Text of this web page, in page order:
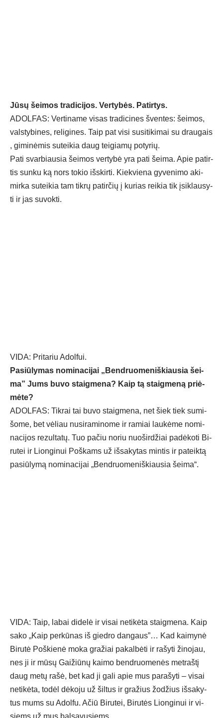
Jū­sų šei­mos tra­di­ci­jos. Ver­ty­bės. Pa­tir­tys.
ADOL­FAS: Ver­ti­na­me vi­sas tra­di­ci­nes šven­tes: šei­mos,
vals­ty­bi­nes, re­li­gi­nes. Taip pat vi­si su­si­ti­ki­mai su drau­gais
, gi­mi­nė­mis su­tei­kia daug tei­gia­mų po­ty­rių.
Pa­ti svar­biau­sia šei­mos ver­ty­bė yra pa­ti šei­ma. Apie pa­tir­
tis sun­ku ką nors to­kio iš­skir­ti. Kiek­vie­na gy­ve­ni­mo aki­
mir­ka su­tei­kia tam tik­rų pa­tir­čių į ku­rias rei­kia tik įsi­klau­sy­
ti ir jas su­vok­ti.
VI­DA: Pri­ta­riu Adol­fui.
Pa­siū­ly­mas no­mi­na­ci­jai „Bend­ruo­me­niš­kiau­sia šei­
ma” Jums bu­vo staig­me­na? Kaip tą staig­me­ną priė­
mė­te?
ADOL­FAS: Tik­rai tai bu­vo staig­me­na, net šiek tiek su­mi­
šo­me, bet vė­liau nu­si­ra­mi­no­me ir ra­miai lau­kė­me no­mi­
na­ci­jos re­zul­ta­tų. Tuo pa­čiu no­riu nuo­šir­džiai pa­dė­ko­ti Bi­
ru­tei ir Lion­gi­nui Poš­kams už iš­sa­ky­tas min­tis ir pa­teik­tą
pa­siū­ly­mą no­mi­na­ci­jai „Bend­ruo­me­niš­kiau­sia šei­ma“.
VI­DA: Taip, la­bai di­de­lė ir vi­sai ne­ti­kė­ta staig­me­na. Kaip
sa­ko „Kaip per­kū­nas iš gied­ro dan­gaus”… Kad kai­my­nė
Bi­ru­tė Poš­kie­nė mo­ka gra­žiai pa­kal­bė­ti ir ra­šy­ti ži­no­jau,
nes ji ir mū­sų Gai­žiū­nų kai­mo bend­ruo­me­nės met­raš­tį
daug me­tų ra­šė, bet kad ji ga­li apie mus pa­ra­šy­ti – vi­sai
ne­ti­kė­ta, to­dėl dė­ko­ju už šil­tus ir gra­žius žo­džius iš­sa­ky­
tus mums su Adol­fu. Ačiū Bi­ru­tei, Bi­ru­tės Lion­gi­nui ir vi­
siems už mus bal­sa­vu­siems.